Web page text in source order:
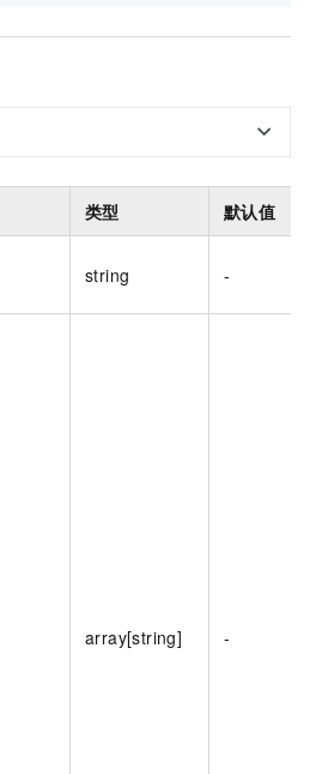
类型 默认值
string -
array[string] -